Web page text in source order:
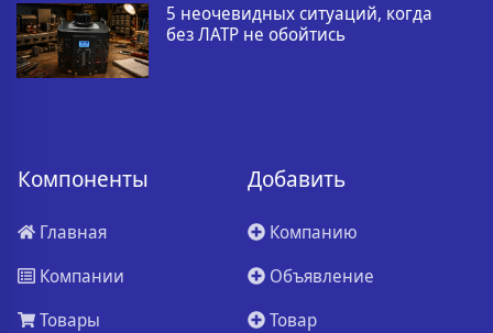
5 неочевидных ситуаций, когда
без ЛАТР не обойтись
Компоненты
Главная
Компании
Товары
Добавить
Компанию
Объявление
Товар